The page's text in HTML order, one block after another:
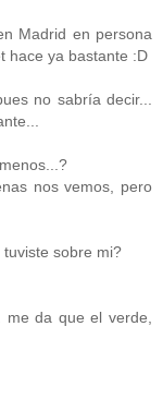
Madrid en persona
hace ya bastante :D
no sabría decir...
nos vemos, pero
sobre mi?
da que el verde,